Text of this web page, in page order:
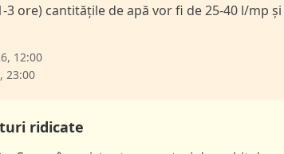
ore) cantitățile de apă vor fi de 25-40 l/mp și
12:00
23:00
ridicate